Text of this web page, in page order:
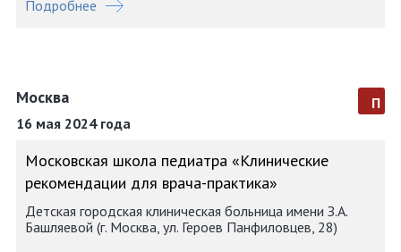
Подробнее
Москва
16 мая 2024 года
п
Московская школа педиатра «Клинические
рекомендации для врача-практика»
Детская городская клиническая больница имени З.А.
Башляевой (г. Москва, ул. Героев Панфиловцев, 28)